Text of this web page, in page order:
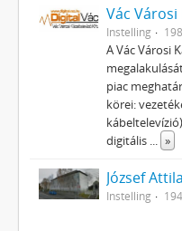
Vác
Instelling
A Vác Városi
piac
körei:
digitális ... »
Instelling